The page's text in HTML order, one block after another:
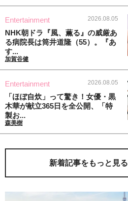
Entertainment 2026.08.05
NHK朝ドラ『風、薫る』の威厳あ
る病院長は筒井道隆（55）。『あ
す...
加賀谷健
Entertainment 2026.08.05
「ほぼ自炊」って驚き！女優・黒
木華が献立365日を全公開、「特
製お...
森美樹
新着記事をもっと見る